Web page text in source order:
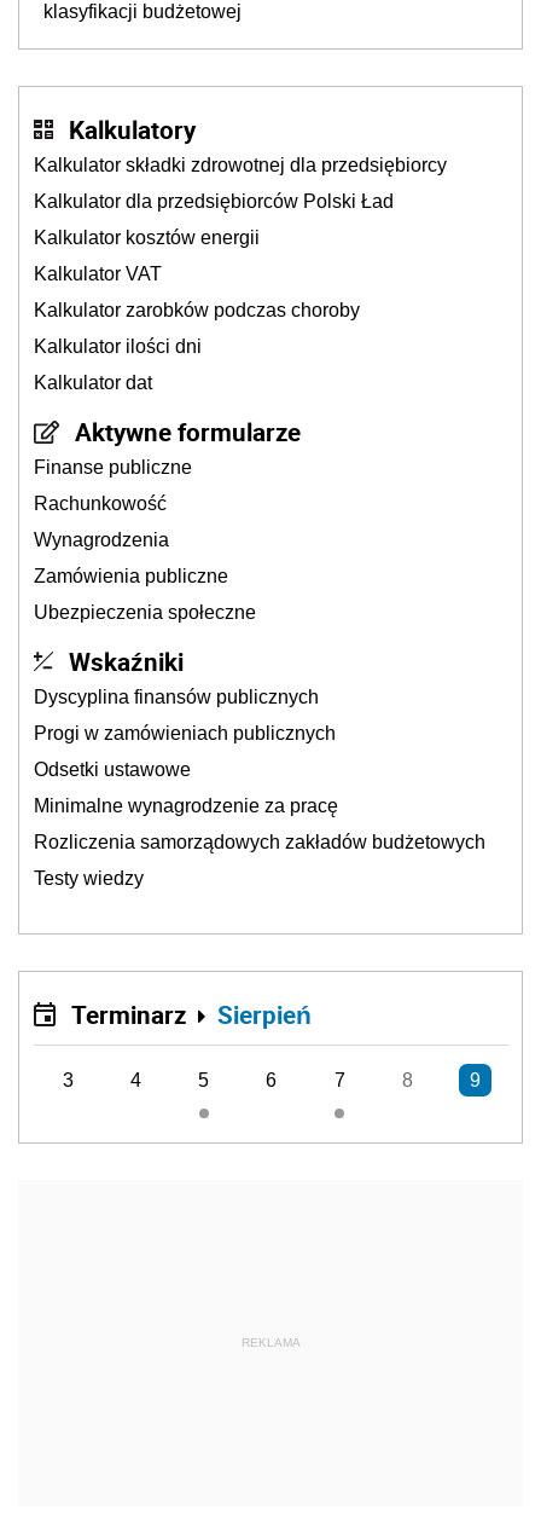
klasyfikacji budżetowej
Kalkulatory
Kalkulator składki zdrowotnej dla przedsiębiorcy
Kalkulator dla przedsiębiorców Polski Ład
Kalkulator kosztów energii
Kalkulator VAT
Kalkulator zarobków podczas choroby
Kalkulator ilości dni
Kalkulator dat
Aktywne formularze
Finanse publiczne
Rachunkowość
Wynagrodzenia
Zamówienia publiczne
Ubezpieczenia społeczne
Wskaźniki
Dyscyplina finansów publicznych
Progi w zamówieniach publicznych
Odsetki ustawowe
Minimalne wynagrodzenie za pracę
Rozliczenia samorządowych zakładów budżetowych
Testy wiedzy
Terminarz Sierpień
3 4 5 6 7 8 9
REKLAMA